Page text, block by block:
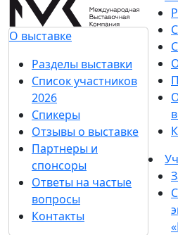
О выставке
Разделы выставки
Список участников
2026
Спикеры
Отзывы о выставке
Партнеры и
спонсоры
Ответы на частые
вопросы
Контакты